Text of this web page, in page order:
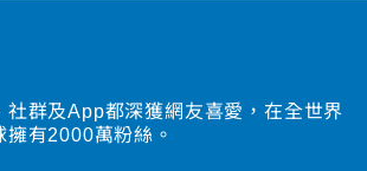
群及App都深獲網友喜愛，在全世界
有2000萬粉絲。